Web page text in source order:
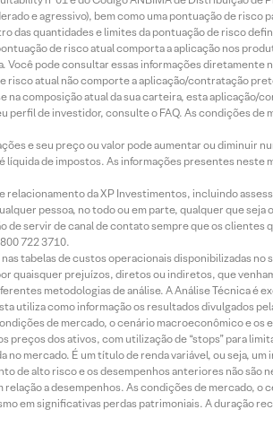
e agressivo), bem como uma pontuação de
das quantidades e limites da pontuação de risco
de risco atual comporta a aplicação nos
pode consultar essas informações diretamente
risco atual não comporte a aplicação/contratação
composição atual da sua carteira, esta aplicação/
perfil de investidor, consulte o FAQ. As condições
e seu preço ou valor pode aumentar ou diminuir
de impostos. As informações presentes neste
da XP Investimentos, incluindo
pessoa, no todo ou em parte, qualquer que
de servir de canal de contato sempre que os
722 3710.
tabelas de custos operacionais disponibilizadas no
quaisquer prejuízos, diretos ou indiretos, que
metodologias de análise. A Análise Técnica
utiliza como informação os resultados divulgados
de mercado, o cenário macroeconômico e
dos ativos, com utilização de “stops” para
no mercado. É um título de renda variável, ou seja,
de alto risco e os desempenhos anteriores não
a desempenhos. As condições de mercado,
em significativas perdas patrimoniais. A duração